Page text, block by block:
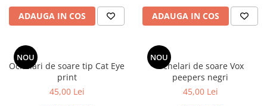
ADAUGA IN COS ADAUGA IN COS
NOU
Ochelari de soare tip Cat Eye
print
45,00 Lei
NOU
Ochelari de soare Vox
peepers negri
45,00 Lei